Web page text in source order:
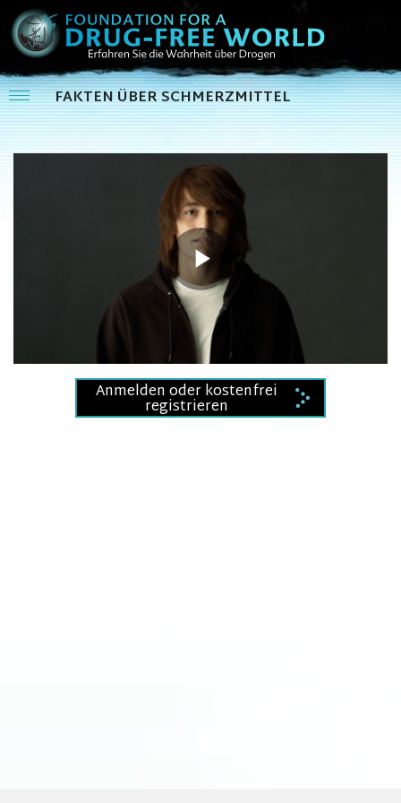
FAKTEN ÜBER SCHMERZMITTEL
Play
Video
Anmelden oder kostenfrei
registrieren